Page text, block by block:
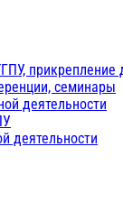
семинары
деятельности
деятельности